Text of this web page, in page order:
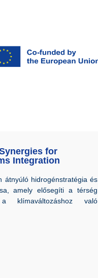
for
Integration
átnyúló hidrogénstratégia és
amely elősegíti a térség
klímaváltozáshoz való